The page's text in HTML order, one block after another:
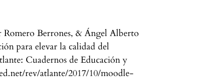
Berrones, & Ángel Alberto
para elevar la calidad del
Cuadernos de Educación y
rev/atlante/2017/10/moodle-